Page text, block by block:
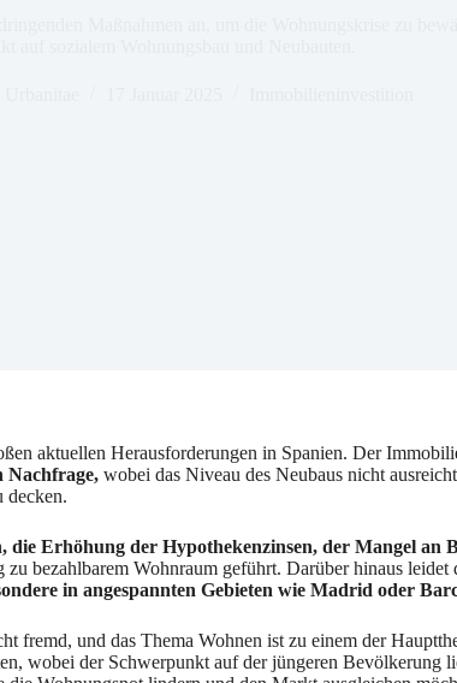
aktuellen Herausforderungen in Spanien. Der
Nachfrage, wobei das Niveau des Neubaus nicht
decken.
die Erhöhung der Hypothekenzinsen, der Mangel an
bezahlbarem Wohnraum geführt. Darüber hinaus
in angespannten Gebieten wie Madrid oder
fremd, und das Thema Wohnen ist zu einem der
wobei der Schwerpunkt auf der jüngeren Bevölkerung